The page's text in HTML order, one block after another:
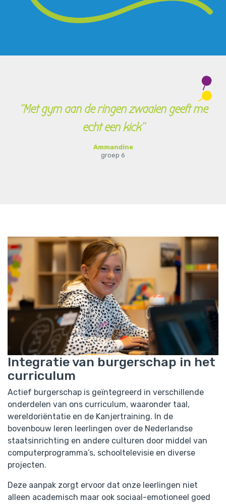
"Met gym aan de ringen zwaaien geeft me
echt een kick"
Ammandine
groep 6
Integratie van burgerschap in het
curriculum
Actief burgerschap is geïntegreerd in verschillende
onderdelen van ons curriculum, waaronder taal,
wereldoriëntatie en de Kanjertraining. In de
bovenbouw leren leerlingen over de Nederlandse
staatsinrichting en andere culturen door middel van
computerprogramma’s, schooltelevisie en diverse
projecten.
Deze aanpak zorgt ervoor dat onze leerlingen niet
alleen academisch maar ook sociaal-emotioneel goed